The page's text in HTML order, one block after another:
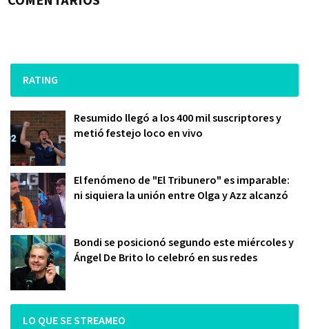
RATING
Resumido llegó a los 400 mil suscriptores y
metió festejo loco en vivo
El fenómeno de "El Tribunero" es imparable:
ni siquiera la unión entre Olga y Azz alcanzó
Bondi se posicionó segundo este miércoles y
Ángel De Brito lo celebró en sus redes
LO QUE SE STREAMEO